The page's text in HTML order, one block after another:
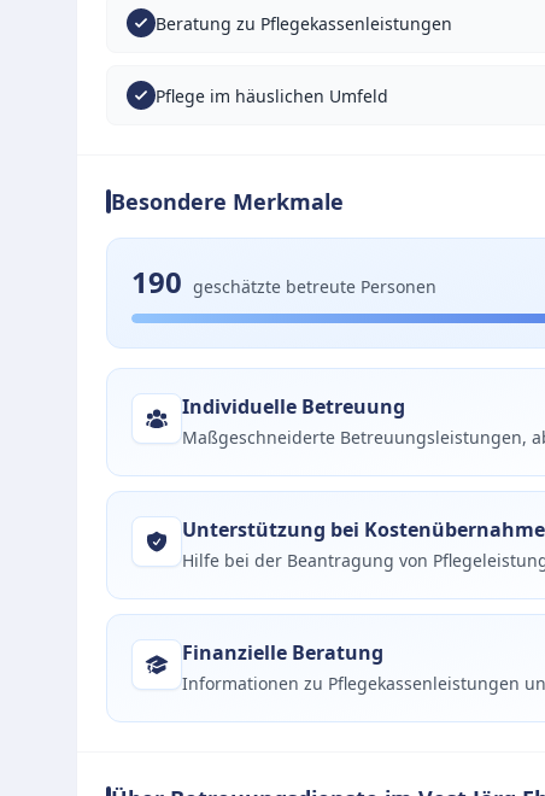
Beratung zu Pflegekassenleistungen
Pflege im häuslichen Umfeld
Besondere Merkmale
190 geschätzte betreute Personen
Individuelle Betreuung
Maßgeschneiderte Betreuungsleistungen,
Unterstützung bei Kostenübernahme
Hilfe bei der Beantragung von
Finanzielle Beratung
Informationen zu Pflegekassenleistungen